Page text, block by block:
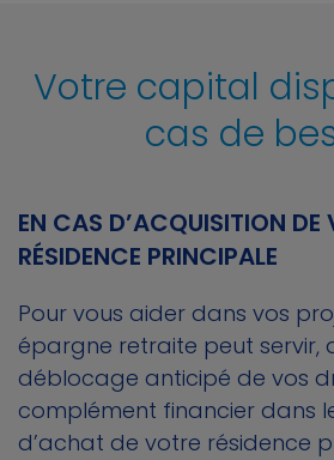
Votre capital
cas de
EN CAS D’ACQUISITION DE
RÉSIDENCE PRINCIPALE
Pour vous aider dans vos
épargne retraite peut servir,
déblocage anticipé de vos
complément financier dans
d’achat de votre résidence